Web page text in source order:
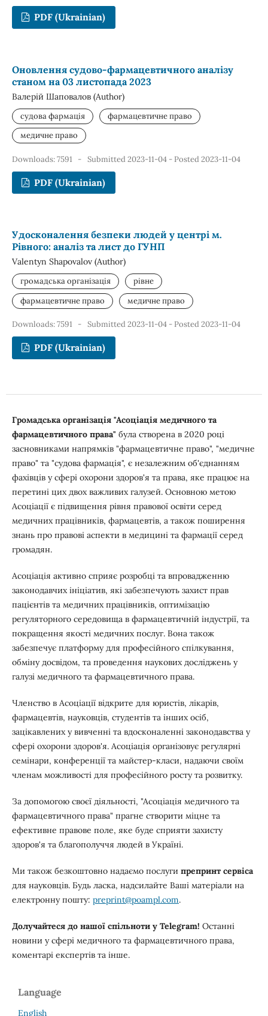
PDF (Ukrainian)
Оновлення судово-фармацевтичного аналізу
станом на 03 листопада 2023
Валерій Шаповалов (Author)
судова фармація
фармацевтичне право
медичне право
Downloads: 7591 - Submitted 2023-11-04 - Posted 2023-11-04
PDF (Ukrainian)
Удосконалення безпеки людей у центрі м.
Рівного: аналіз та лист до ГУНП
Valentyn Shapovalov (Author)
громадська організація
рівне
фармацевтичне право
медичне право
Downloads: 7591 - Submitted 2023-11-04 - Posted 2023-11-04
PDF (Ukrainian)
Громадська організація "Асоціація медичного та
фармацевтичного права" була створена в 2020 році
засновниками напрямків "фармацевтичне право", "медичне
право" та "судова фармація", є незалежним об'єднанням
фахівців у сфері охорони здоров'я та права, яке працює на
перетині цих двох важливих галузей. Основною метою
Асоціації є підвищення рівня правової освіти серед
медичних працівників, фармацевтів, а також поширення
знань про правові аспекти в медицині та фармації серед
громадян.
Асоціація активно сприяє розробці та впровадженню
законодавчих ініціатив, які забезпечують захист прав
пацієнтів та медичних працівників, оптимізацію
регуляторного середовища в фармацевтичній індустрії, та
покращення якості медичних послуг. Вона також
забезпечує платформу для професійного спілкування,
обміну досвідом, та проведення наукових досліджень у
галузі медичного та фармацевтичного права.
Членство в Асоціації відкрите для юристів, лікарів,
фармацевтів, науковців, студентів та інших осіб,
зацікавлених у вивченні та вдосконаленні законодавства у
сфері охорони здоров'я. Асоціація організовує регулярні
семінари, конференції та майстер-класи, надаючи своїм
членам можливості для професійного росту та розвитку.
За допомогою своєї діяльності, "Асоціація медичного та
фармацевтичного права" прагне створити міцне та
ефективне правове поле, яке буде сприяти захисту
здоров'я та благополуччя людей в Україні.
Ми також безкоштовно надаємо послуги препринт сервіса
для науковців. Будь ласка, надсилайте Ваші матеріали на
електронну пошту: preprint@poampl.com.
Долучайтеся до нашої спільноти у Telegram! Останні
новини у сфері медичного та фармацевтичного права,
коментарі експертів та інше.
Language
English